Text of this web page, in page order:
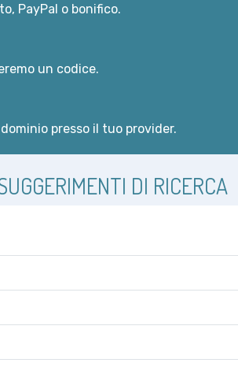
PayPal o bonifico.
un codice.
presso il tuo provider.
DI RICERCA